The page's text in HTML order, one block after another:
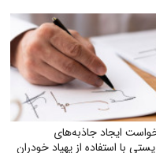
ایجاد جاذبه‌های
با استفاده از پهپاد خودران